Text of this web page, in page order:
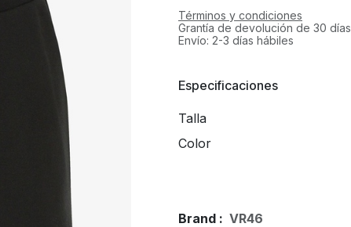
Términos y condiciones
Grantía de devolución de 30 días
Envío: 2-3 días hábiles
Especificaciones
Talla
Color
Brand : VR46